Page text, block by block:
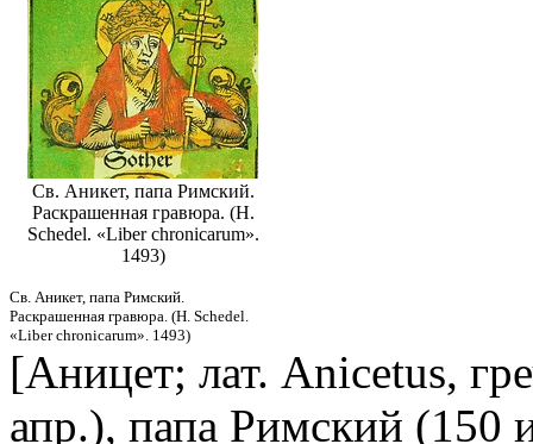
Св. Аникет, папа Римский.
Раскрашенная гравюра. (Н.
Schedel. «Liber chroniсarum».
1493)
Св. Аникет, папа Римский.
Раскрашенная гравюра. (Н. Schedel.
«Liber chroniсarum». 1493)
[Аницет; лат. Anicetus,
апр.), папа Римский (150